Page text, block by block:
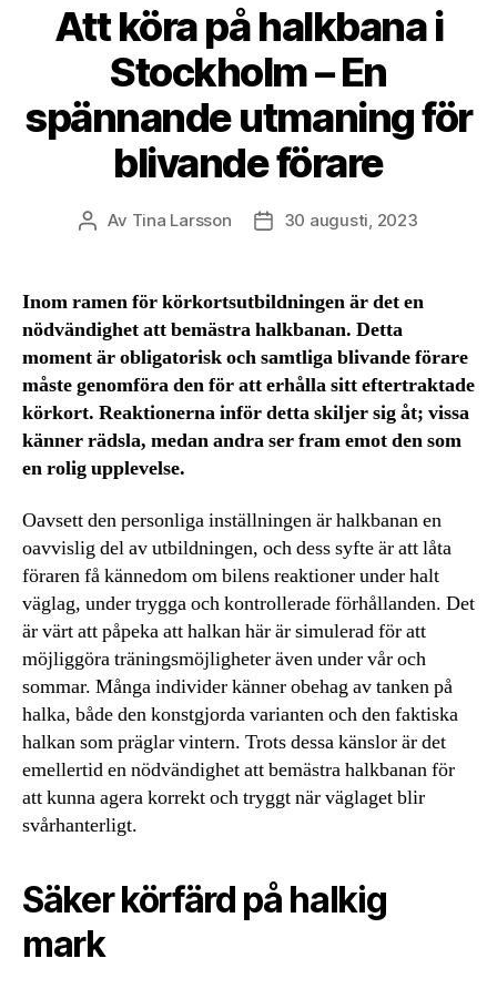
Att köra på halkbana i
Stockholm – En
spännande utmaning för
blivande förare
Inläggsförfattare
Av Tina Larsson Inläggsdatum
30 augusti, 2023
Inom ramen för körkortsutbildningen är det en
nödvändighet att bemästra halkbanan. Detta
moment är obligatorisk och samtliga blivande förare
måste genomföra den för att erhålla sitt eftertraktade
körkort. Reaktionerna inför detta skiljer sig åt; vissa
känner rädsla, medan andra ser fram emot den som
en rolig upplevelse.
Oavsett den personliga inställningen är halkbanan en
oavvislig del av utbildningen, och dess syfte är att låta
föraren få kännedom om bilens reaktioner under halt
väglag, under trygga och kontrollerade förhållanden. Det
är värt att påpeka att halkan här är simulerad för att
möjliggöra träningsmöjligheter även under vår och
sommar. Många individer känner obehag av tanken på
halka, både den konstgjorda varianten och den faktiska
halkan som präglar vintern. Trots dessa känslor är det
emellertid en nödvändighet att bemästra halkbanan för
att kunna agera korrekt och tryggt när väglaget blir
svårhanterligt.
Säker körfärd på halkig
mark